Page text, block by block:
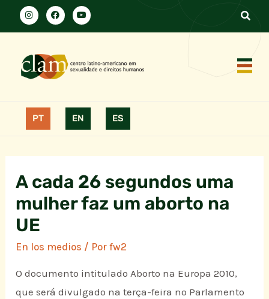
PT EN ES
A cada 26 segundos uma
mulher faz um aborto na
UE
En los medios / Porfw2
O documento intitulado Aborto na Europa 2010,
que será divulgado na terça-feira no Parlamento